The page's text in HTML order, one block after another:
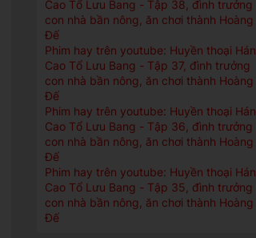
Cao Tổ Lưu Bang - Tập 38, đình trưởng
con nhà bần nông, ăn chơi thành Hoàng
Đế
Phim hay trên youtube: Huyền thoại Hán
Cao Tổ Lưu Bang - Tập 37, đình trưởng
con nhà bần nông, ăn chơi thành Hoàng
Đế
Phim hay trên youtube: Huyền thoại Hán
Cao Tổ Lưu Bang - Tập 36, đình trưởng
con nhà bần nông, ăn chơi thành Hoàng
Đế
Phim hay trên youtube: Huyền thoại Hán
Cao Tổ Lưu Bang - Tập 35, đình trưởng
con nhà bần nông, ăn chơi thành Hoàng
Đế